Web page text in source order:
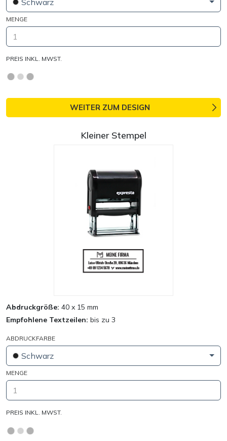
MENGE
PREIS INKL. MWST.
WEITER ZUM DESIGN
Kleiner Stempel
Abdruckgröße: 40 x 15 mm
Empfohlene Textzeilen: bis zu 3
ABDRUCKFARBE
Schwarz
MENGE
PREIS INKL. MWST.